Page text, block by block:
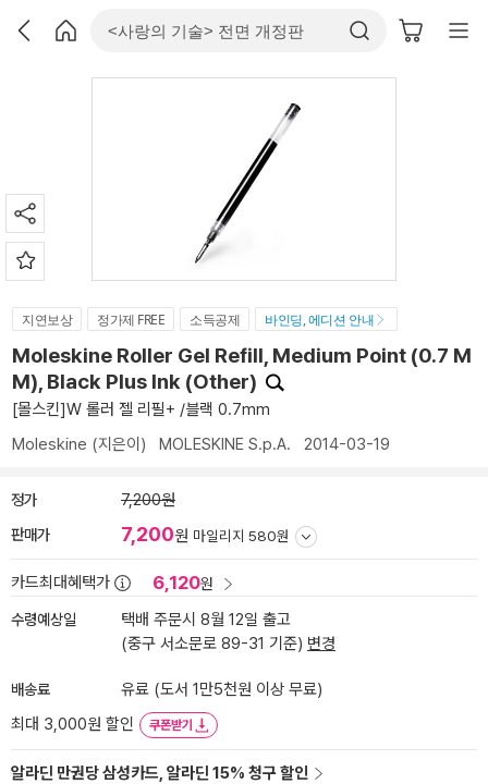
지연보상 정가제 FREE 소득공제 바인딩, 에디션 안내
Moleskine Roller Gel Refill, Medium Point (0.7 M
M), Black Plus Ink (Other)
[몰스킨]W 롤러 젤 리필+ /블랙 0.7mm
Moleskine (지은이) MOLESKINE S.p.A. 2014-03-19
정가 7,200원
판매가 7,200원 마일리지 580원
카드최대혜택가 6,120원
수령예상일
택배 주문시 8월 12일 출고
(중구 서소문로 89-31 기준) 변경
배송료
유료 (도서 1만5천원 이상 무료)
최대 3,000원 할인
쿠폰받기
알라딘 만권당 삼성카드, 알라딘 15% 청구 할인